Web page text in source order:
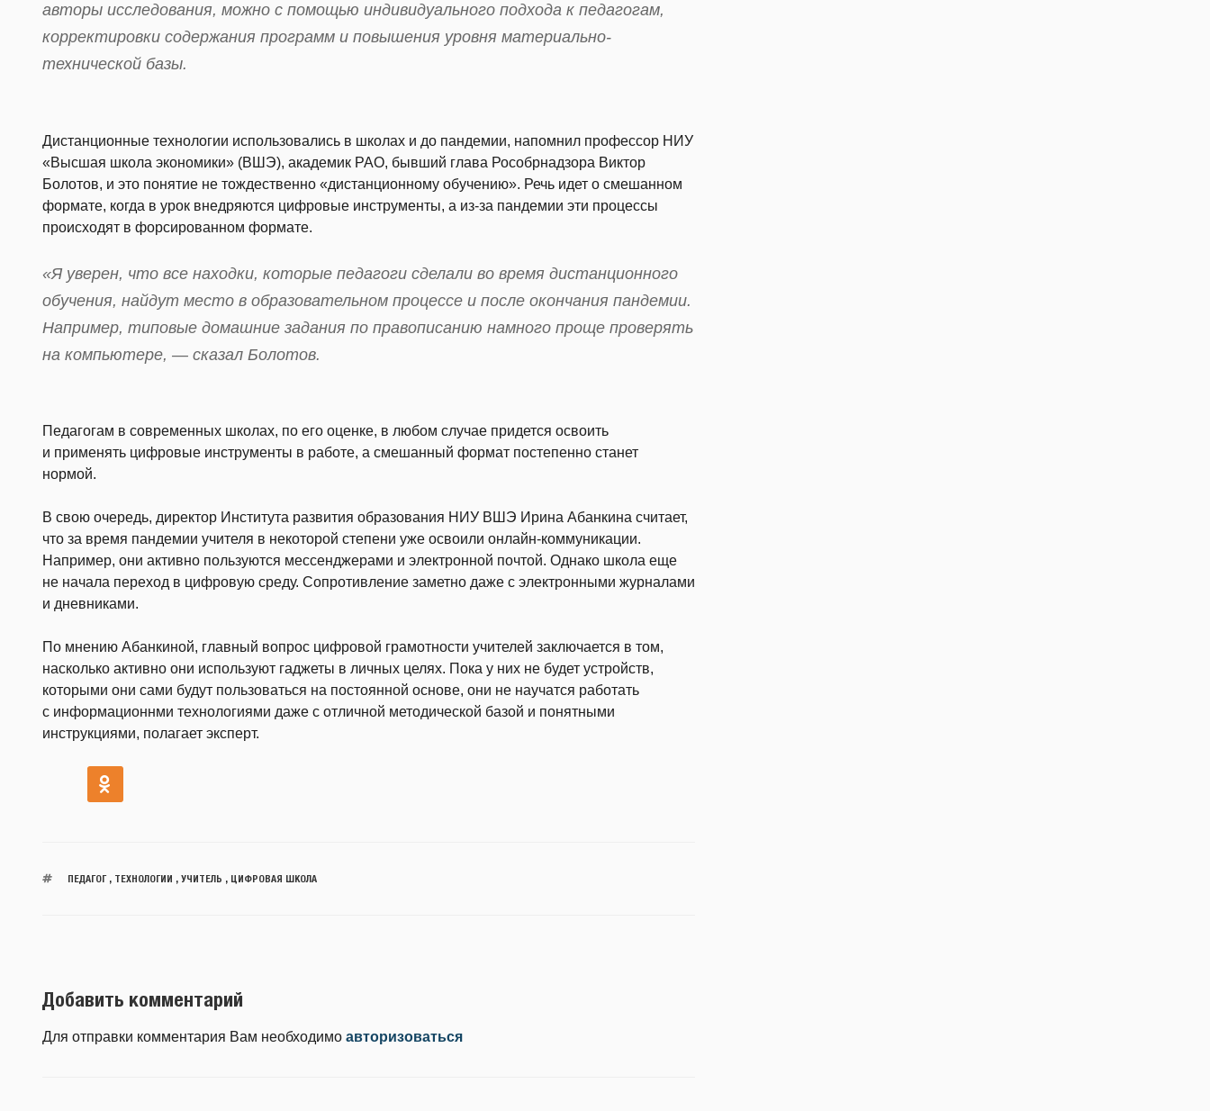
авторы исследования, можно с помощью индивидуального подхода к педагогам,
корректировки содержания программ и повышения уровня материально-
технической базы.
Дистанционные технологии использовались в школах и до пандемии, напомнил профессор НИУ
«Высшая школа экономики» (ВШЭ), академик РАО, бывший глава Рособрнадзора Виктор
Болотов, и это понятие не тождественно «дистанционному обучению». Речь идет о смешанном
формате, когда в урок внедряются цифровые инструменты, а из-за пандемии эти процессы
происходят в форсированном формате.
«Я уверен, что все находки, которые педагоги сделали во время дистанционного
обучения, найдут место в образовательном процессе и после окончания пандемии.
Например, типовые домашние задания по правописанию намного проще проверять
на компьютере, — сказал Болотов.
Педагогам в современных школах, по его оценке, в любом случае придется освоить
и применять цифровые инструменты в работе, а смешанный формат постепенно станет
нормой.
В свою очередь, директор Института развития образования НИУ ВШЭ Ирина Абанкина считает,
что за время пандемии учителя в некоторой степени уже освоили онлайн-коммуникации.
Например, они активно пользуются мессенджерами и электронной почтой. Однако школа еще
не начала переход в цифровую среду. Сопротивление заметно даже с электронными журналами
и дневниками.
По мнению Абанкиной, главный вопрос цифровой грамотности учителей заключается в том,
насколько активно они используют гаджеты в личных целях. Пока у них не будет устройств,
которыми они сами будут пользоваться на постоянной основе, они не научатся работать
с информационнми технологиями даже с отличной методической базой и понятными
инструкциями, полагает эксперт.
ПЕДАГОГ, ТЕХНОЛОГИИ , УЧИТЕЛЬ , ЦИФРОВАЯ ШКОЛА
Добавить комментарий
Для отправки комментария Вам необходимо авторизоваться